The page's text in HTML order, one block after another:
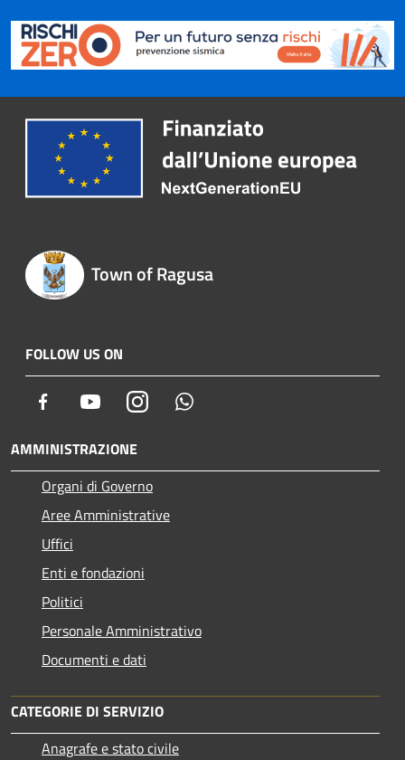
Town of Ragusa
FOLLOW US ON
Facebook YoutubeInstagram
AMMINISTRAZIONE
Organi di Governo
Aree Amministrative
Uffici
Enti e fondazioni
Politici
Personale Amministrativo
Documenti e dati
CATEGORIE DI SERVIZIO
Anagrafe e stato civile